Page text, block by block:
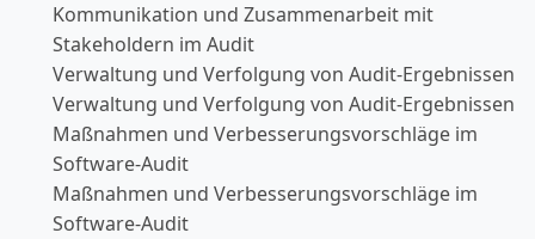
Kommunikation und Zusammenarbeit mit
Stakeholdern im Audit
Verwaltung und Verfolgung von Audit-Ergebnissen
Verwaltung und Verfolgung von Audit-Ergebnissen
Maßnahmen und Verbesserungsvorschläge im
Software-Audit
Maßnahmen und Verbesserungsvorschläge im
Software-Audit